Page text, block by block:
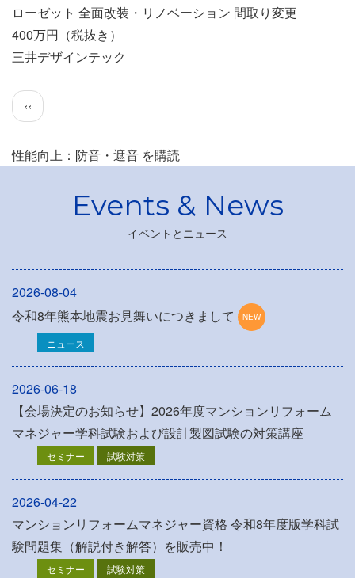
ローゼット 全面改装・リノベーション 間取り変更
400万円（税抜き）
三井デザインテック
ペ
ー
送
前
ペ
ー
ジ
‹‹
性能向上：防音・遮音 を購読
イベントとニュース
2026-08-04
令和8年熊本地震お見舞いにつきまして
ニュース
2026-06-18
【会場決定のお知らせ】2026年度マンションリフォーム
マネジャー学科試験および設計製図試験の対策講座
セミナー 試験対策
2026-04-22
マンションリフォームマネジャー資格 令和8年度版学科試
験問題集（解説付き解答）を販売中！
セミナー 試験対策